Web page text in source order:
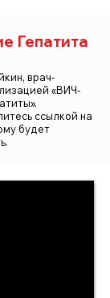
Гепатита
врач-
«ВИЧ-
ссылкой на
будет